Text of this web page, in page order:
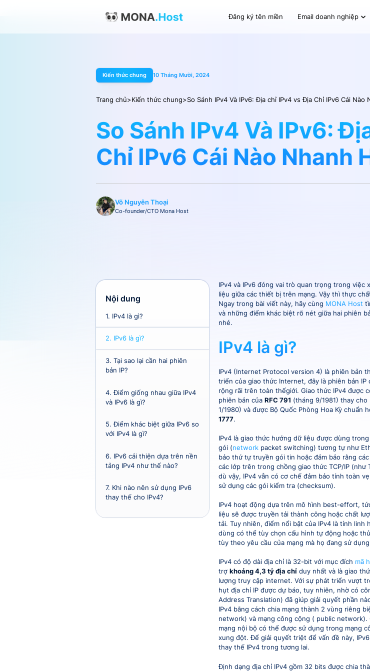
Đăng ký tên miền Email doanh nghiệp
Kiến thức chung 10 Tháng Mười, 2024
Trang chủ>Kiến thức chung>So Sánh IPv4 Và IPv6: Địa chỉ IPv4 vs Địa Chỉ IPv6 Cái Nào
So Sánh IPv4 Và IPv6:
Chỉ IPv6 Cái Nào Nhanh
Võ Nguyên Thoại
Co-founder/CTO Mona Host
Nội dung
1. IPv4 là gì?
2. IPv6 là gì?
3. Tại sao lại cần hai phiên
bản IP?
4. Điểm giống nhau giữa IPv4
và IPv6 là gì?
5. Điểm khác biệt giữa IPv6 so
với IPv4 là gì?
6. IPv6 cải thiện dựa trên nền
tảng IPv4 như thế nào?
7. Khi nào nên sử dụng IPv6
thay thế cho IPv4?
8.Một số câu hỏi thường gặp
IPv4 và IPv6 đóng vai trò quan trọng trong việc
liệu giữa các thiết bị trên mạng. Vậy thì thực
Ngay trong bài viết này, hãy cùng MONA Host
và những điểm khác biệt rõ nét giữa hai phiên
nhé.
IPv4 là gì?
IPv4 (Internet Protocol version 4) là phiên bản
triển của giao thức Internet, đây là phiên bản IP
rộng rãi trên toàn thếgiới. Giao thức IPv4 được
phiên bản của RFC 791 (tháng 9/1981) thay cho
1/1980) và được Bộ Quốc Phòng Hoa Kỳ chuẩn
1777.
IPv4 là giao thức hướng dữ liệu được dùng
gói (networkpacket switching) tương tự như
bảo thứ tự truyền gói tin hoặc đảm bảo rằng
các lớp trên trong chồng giao thức TCP/IP (như
dù vậy, IPv4 vẫn có cơ chế đảm bảo tính toàn
sử dụng các gói kiểm tra (checksum).
IPv4 hoạt động dựa trên mô hình best-effort,
liệu sẽ được truyền tải thành công hoặc chất
tải. Tuy nhiên, điểm nổi bật của IPv4 là tính linh
dùng có thể tùy chọn cấu hình tự động hoặc
tùy theo yêu cầu của mạng mà họ đang sử
IPv4 có độ dài địa chỉ là 32-bit với mục đích mã
trợ khoảng 4,3 tỷ địa chỉduy nhất và là giao
lượng truy cập internet. Với sự phát triển vượt
hụt địa chỉ IP được dự báo, tuy nhiên, nhờ có
Address Translation) đã giúp giải quyết phần
IPv4 bằng cách chia mạng thành 2 vùng riêng
network) và mạng công cộng ( public
mạng nội bộ có thể được sử dụng trong mạng
xung đột. Để giải quyết triệt để vấn đề này,
thay thế IPv4 trong tương lai.
Định dạng địa chỉ IPv4 gồm 32 bits được chia